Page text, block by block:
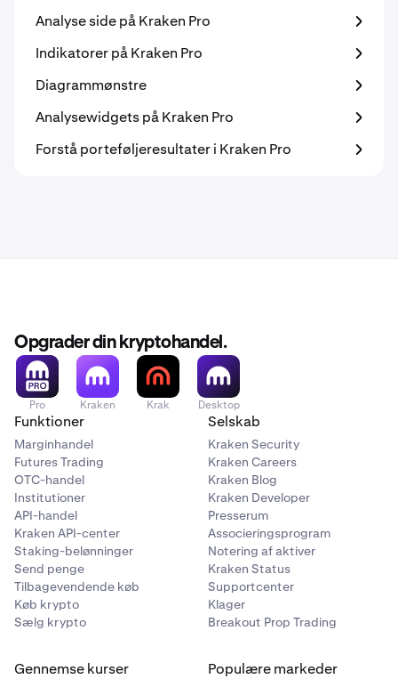
Analyse side på Kraken Pro
Indikatorer på Kraken Pro
Diagrammønstre
Analysewidgets på Kraken Pro
Forstå porteføljeresultater i Kraken Pro
Opgrader din kryptohandel.
Pro Kraken Krak Desktop
Funktioner
Marginhandel
Futures Trading
OTC-handel
Institutioner
API-handel
Kraken API-center
Staking-belønninger
Send penge
Tilbagevendende køb
Køb krypto
Sælg krypto
Selskab
Kraken Security
Kraken Careers
Kraken Blog
Kraken Developer
Presserum
Associeringsprogram
Notering af aktiver
Kraken Status
Supportcenter
Klager
Breakout Prop Trading
Gennemse kurser Populære markeder